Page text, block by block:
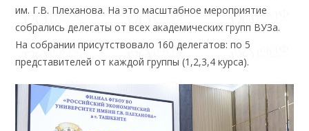
им. Г.В. Плеханова. На это масштабное мероприятие
собрались делегаты от всех академических групп ВУЗа.
На собрании присутствовало 160 делегатов: по 5
представителей от каждой группы (1,2,3,4 курса).